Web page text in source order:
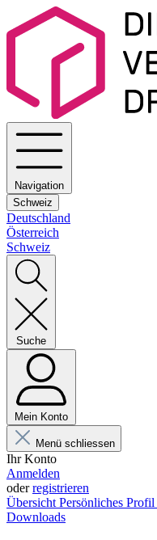
Navigation
Schweiz
Deutschland
Österreich
Schweiz
Suche
Mein Konto
Menü schliessen
Ihr Konto
Anmelden
oderregistrieren
Übersicht Persönliches Profil
Downloads